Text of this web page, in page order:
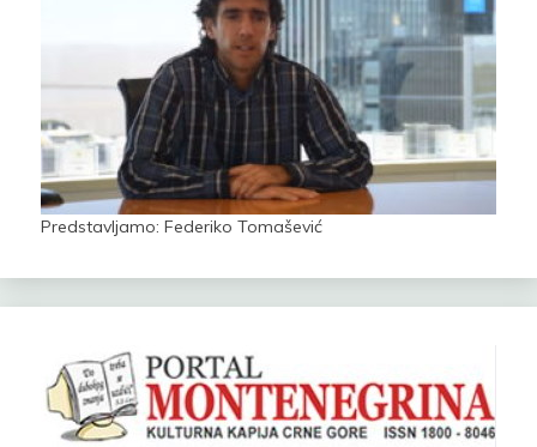
Predstavljamo: Federiko Tomašević